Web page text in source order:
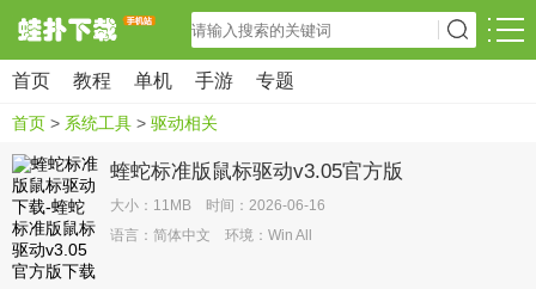
首页 教程 单机 手游 专题
首页 > 系统工具 > 驱动相关
蝰蛇标准版鼠标驱动v3.05官方版
大小：11MB 时间：2026-06-16
语言：简体中文 环境：Win All